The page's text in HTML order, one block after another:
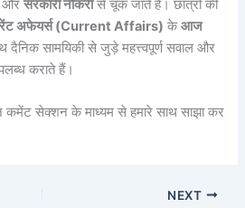
औरसरकारी नौकरीसे चूक जाते हैं। छात्रों की
अफेयर्स (Current Affairs) केआज
सामयिकी से जुड़े महत्त्वपूर्ण सवाल और
कराते हैं।
सेक्शन के माध्यम से हमारे साथ साझा कर
NEXT